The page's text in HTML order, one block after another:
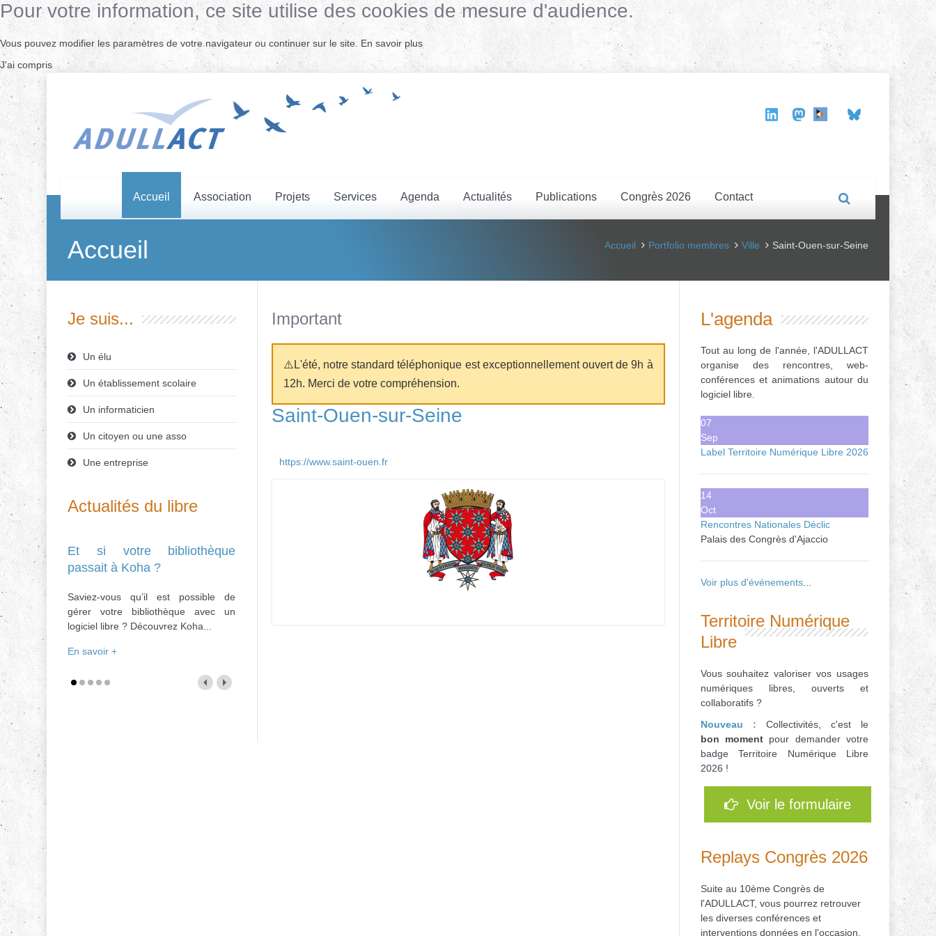
Pour votre information, ce site utilise des cookies de mesure d'audience.
Vous pouvez modifier les paramètres de votre navigateur ou continuer sur le site. En savoir plus
J'ai compris
Accueil Association Projets Services Agenda Actualités Publications Congrès 2026 Contact
Accueil Accueil Portfolio membres Ville Saint-Ouen-sur-Seine
Je suis...
Un élu
Un établissement scolaire
Un informaticien
Un citoyen ou une asso
Une entreprise
Actualités du libre
Et si votre bibliothèque
passait à Koha ?
Saviez-vous qu’il est possible de
gérer votre bibliothèque avec un
logiciel libre ? Découvrez Koha...
En savoir +
Important
⚠️L'été, notre standard téléphonique est exceptionnellement ouvert de 9h à
12h. Merci de votre compréhension.
Saint-Ouen-sur-Seine
https://www.saint-ouen.fr
L'agenda
Tout au long de l'année, l'ADULLACT
organise des rencontres, web-
conférences et animations autour du
logiciel libre.
07
Sep
Label Territoire Numérique Libre 2026
14
Oct
Rencontres Nationales Déclic
Palais des Congrès d'Ajaccio
Voir plus d'événements...
Territoire Numérique
Libre
Vous souhaitez valoriser vos usages
numériques libres, ouverts et
collaboratifs ?
Nouveau :
Collectivités, c'est le
bon
momentpour demander votre
badge Territoire Numérique Libre
2026 !
Voir le formulaire
Replays Congrès 2026
Suite au 10ème Congrès de
l'ADULLACT, vous pourrez retrouver
les diverses conférences et
interventions données en l'occasion.